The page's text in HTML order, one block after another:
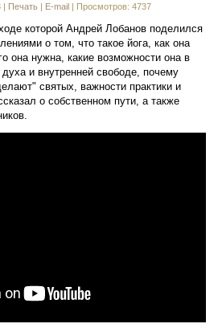
| Печать | E-mail | Просмотров: 4737
которой Андрей Лобанов поделился
о том, что такое йога, как она
она нужна, какие возможности она в
и внутренней свободе, почему
святых, важности практики и
о собственном пути, а также